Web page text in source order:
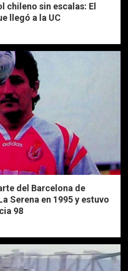
chileno sin escalas: El
llegó a la UC
del Barcelona de
Serena en 1995 y estuvo
98